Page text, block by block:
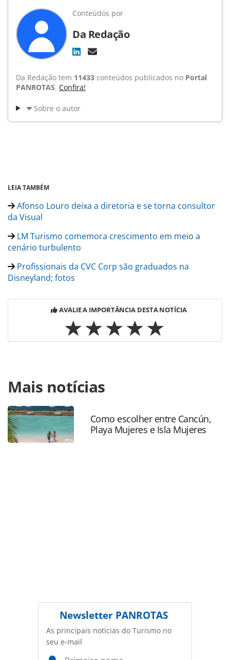
Conteúdos por
Da Redação
Da Redação tem 11433 conteúdos publicados no Portal
PANROTAS. Confira!
Sobre o autor
LEIA TAMBÉM
Afonso Louro deixa a diretoria e se torna consultor
da Visual
LM Turismo comemora crescimento em meio a
cenário turbulento
Profissionais da CVC Corp são graduados na
Disneyland; fotos
AVALIE A IMPORTÂNCIA DESTA NOTÍCIA
https://www.panrotas.com.br/gente/movimentacao/2019/
passa-a-ter-novas-regionais-para-atendimento-de-
filiais_166336.html ou as ferramentas oferecidas na página.
Todo o conteúdo produzido pela PANROTAS Editora é
protegido pela legislação brasileira sobre direito autoral.
Não reproduza o conteúdo sem autorização da PANROTAS
Mais notícias
Como escolher entre Cancún,
Playa Mujeres e Isla Mujeres
Newsletter PANROTAS
As principais notícias do Turismo no
seu e-mail